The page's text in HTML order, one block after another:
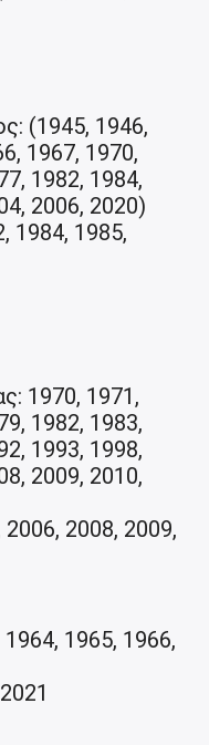
(1945, 1946,
1967, 1970,
1982, 1984,
2006, 2020)
1984, 1985,
1970, 1971,
1982, 1983,
1993, 1998,
2009, 2010,
2008, 2009,
1965, 1966,